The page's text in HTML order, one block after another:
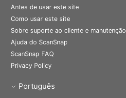
Antes de usar este site
Como usar este site
Sobre suporte ao cliente e manutenção
Ajuda do ScanSnap
ScanSnap FAQ
Privacy Policy
Português